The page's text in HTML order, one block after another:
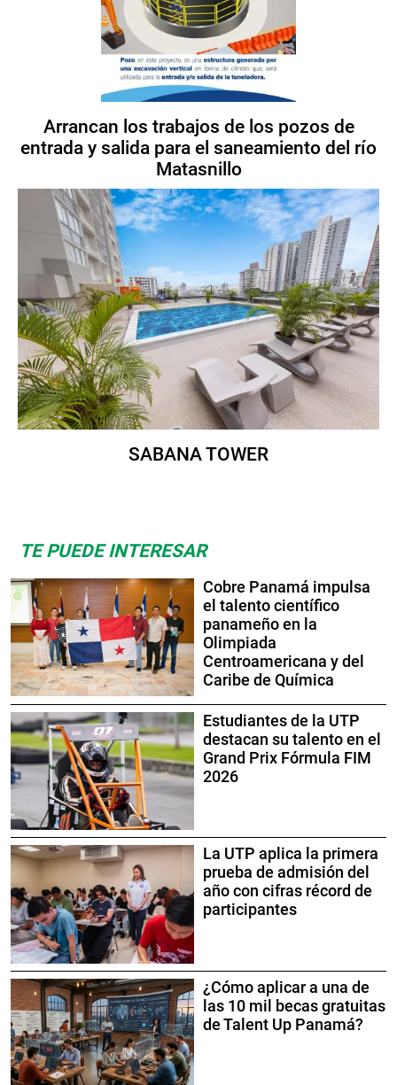
Arrancan los trabajos de los pozos de
entrada y salida para el saneamiento del río
Matasnillo
SABANA TOWER
TE PUEDE INTERESAR
Cobre Panamá impulsa
el talento científico
panameño en la
Olimpiada
Centroamericana y del
Caribe de Química
Estudiantes de la UTP
destacan su talento en el
Grand Prix Fórmula FIM
2026
La UTP aplica la primera
prueba de admisión del
año con cifras récord de
participantes
¿Cómo aplicar a una de
las 10 mil becas gratuitas
de Talent Up Panamá?